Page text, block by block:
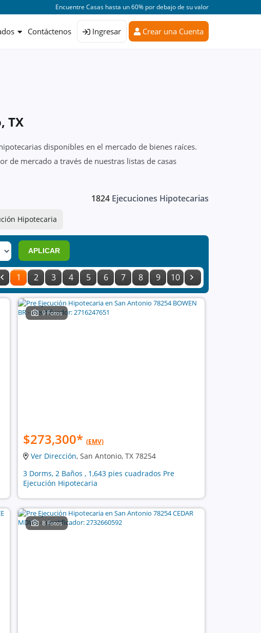
Encuentre Casas hasta un 60% por debajo de su valor
Contáctenos Ingresar Crear una Cuenta
TX
disponibles en el mercado de bienes raíces.
de mercado a través de nuestras listas de casas
1824 Ejecuciones Hipotecarias
Hipotecaria
APLICAR
1 2 3 4 5 6 7 8 9 10
9 Fotos
$273,300* (EMV)
Ver Dirección, San Antonio, TX 78254
3 Dorms, 2 Baños , 1,643 pies cuadrados Pre
Ejecución Hipotecaria
8 Fotos